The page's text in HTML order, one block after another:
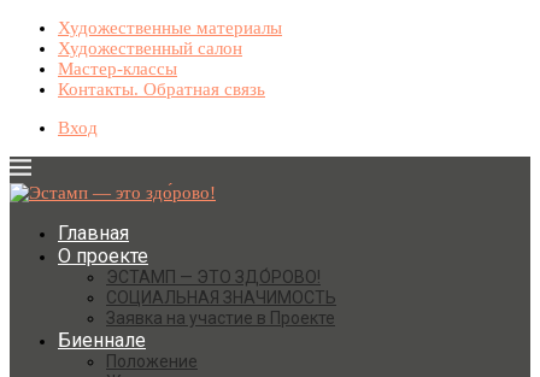
Художественные материалы
Художественный салон
Мастер-классы
Контакты. Обратная связь
Вход
Главная
О проекте
ЭСТАМП — ЭТО ЗДО́РОВО!
СОЦИАЛЬНАЯ ЗНАЧИМОСТЬ
Заявка на участие в Проекте
Биеннале
Положение